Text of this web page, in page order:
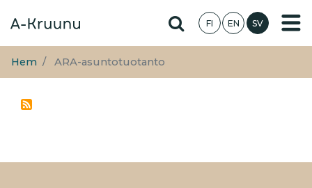
huvudinnehåll
Hae sivustolta
FI EN SV
Hem ARA-asuntotuotanto